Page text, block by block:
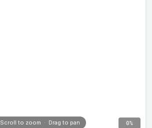
0%
Scroll to zoom · Drag to pan